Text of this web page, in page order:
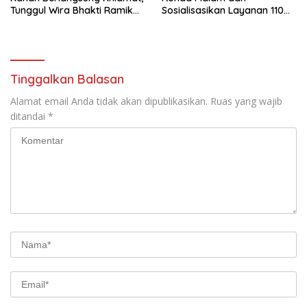
Tunggul Wira Bhakti Ramik
Sosialisasikan Layanan 110
Tinggalkan Balasan
Alamat email Anda tidak akan dipublikasikan. Ruas yang wajib
ditandai *